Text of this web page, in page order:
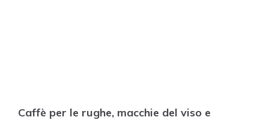
Caffè per le rughe, macchie del viso e